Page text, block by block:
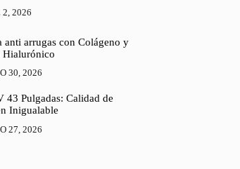
2026
anti arrugas con Colágeno y
Hialurónico
30, 2026
43 Pulgadas: Calidad de
Inigualable
27, 2026